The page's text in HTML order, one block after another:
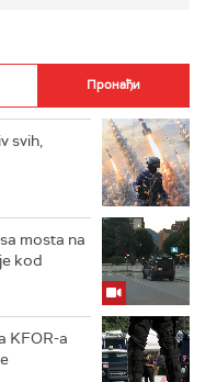
svih,
mosta na
kod
KFOR-a